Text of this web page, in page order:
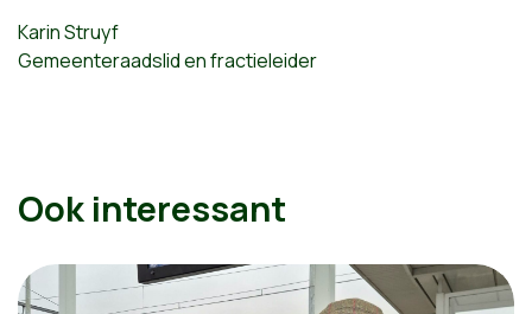
Karin Struyf
Gemeenteraadslid en fractieleider
Ook interessant